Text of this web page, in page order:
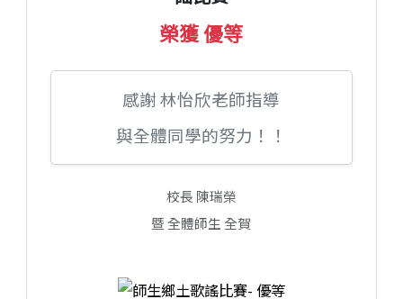
榮獲 優等
感謝 林怡欣老師指導
與全體同學的努力！！
校長 陳瑞榮
暨 全體師生 全賀